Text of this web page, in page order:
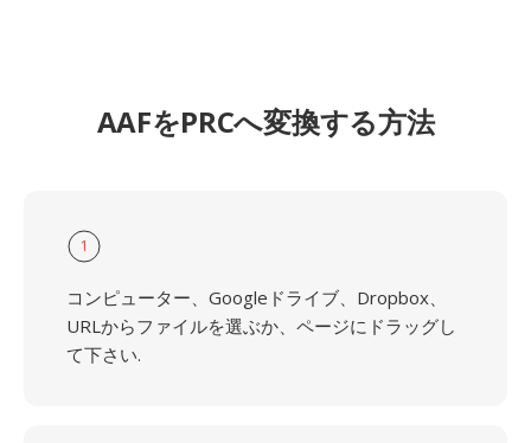
AAFをPRCへ変換する方法
1
コンピューター、Googleドライブ、Dropbox、
URLからファイルを選ぶか、ページにドラッグし
て下さい.